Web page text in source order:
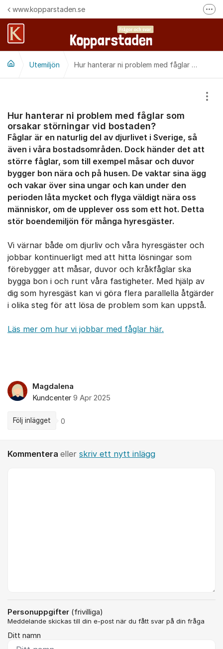
Hoppa till innehåll
www.kopparstaden.se
Häng med oss på Facebook
Felanmälan
Följ oss på Instagram
Utemiljön Hur hanterar ni problem med fåglar som orsakar störningar vid bostaden?
Hur hanterar ni problem med fåglar som
orsakar störningar vid bostaden?
Fåglar är en naturlig del av djurlivet i Sverige, så
även i våra bostadsområden. Dock händer det att
större fåglar, som till exempel måsar och duvor
bygger bon nära och på husen. De vaktar sina ägg
och vakar över sina ungar och kan under den
perioden låta mycket och flyga väldigt nära oss
människor, om de upplever oss som ett hot. Detta
stör boendemiljön för många hyresgäster.
Vi värnar både om djurliv och våra hyresgäster och
jobbar kontinuerligt med att hitta lösningar som
förebygger att måsar, duvor och kråkfåglar ska
bygga bon i och runt våra fastigheter. Med hjälp av
dig som hyresgäst kan vi göra flera parallella åtgärder
i olika steg för att lösa de problem som kan uppstå.
Läs mer om hur vi jobbar med fåglar här.
Magdalena
Kundcenter 9 Apr 2025
Följ inlägget 0
Kommentera eller skriv ett nytt inlägg
Personuppgifter (frivilliga)
Meddelande skickas till din e-post när du fått svar på din fråga
Ditt namn